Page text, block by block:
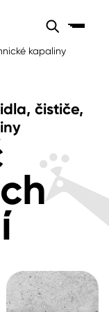
systémy
kapaliny
čističe,